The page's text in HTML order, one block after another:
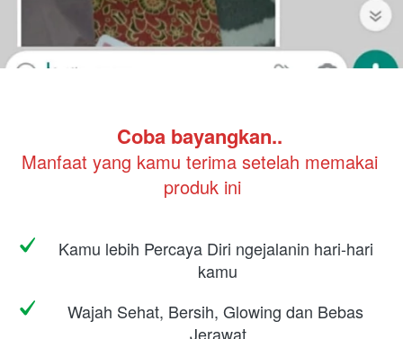
Coba bayangkan..
Manfaat yang kamu terima setelah memakai
produk ini
Kamu lebih Percaya Diri ngejalanin hari-hari
kamu
Wajah Sehat, Bersih, Glowing dan Bebas
Jerawat